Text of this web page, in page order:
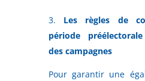
Les règles de
période
des campagnes
Pour garantir une